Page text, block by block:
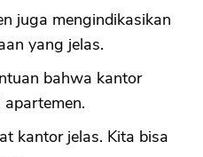
juga mengindikasikan
yang jelas.
bahwa kantor
kantor jelas. Kita bisa